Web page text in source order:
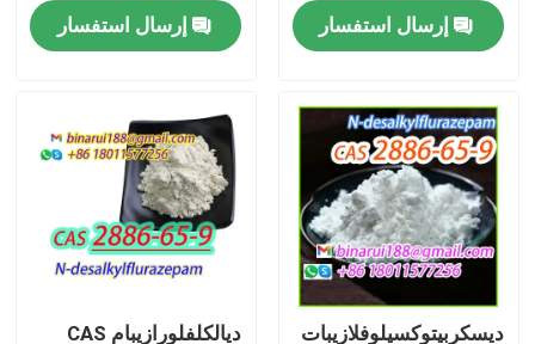
رقابة جودة
اطلب اقتباس
المواد الخام الكيميائية اليومية
المواد الكيميائية غير العضوية المواد الخام
الوسطيات الكيميائية الدقيقة
إرسال استفسار
إرسال استفسار
ديسكربيتوكسيلوفلازيبات ديالكلفلورازيبام CAS